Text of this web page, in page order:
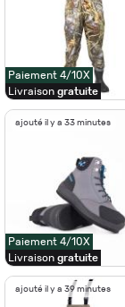
Paiement 4/10X
Livraison gratuite
ajouté il y a 33 minutes
Paiement 4/10X
Livraison gratuite
ajouté il y a 39 minutes